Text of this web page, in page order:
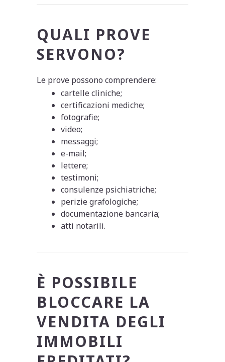
QUALI PROVE
SERVONO?
Le prove possono comprendere:
cartelle cliniche;
certificazioni mediche;
fotografie;
video;
messaggi;
e-mail;
lettere;
testimoni;
consulenze psichiatriche;
perizie grafologiche;
documentazione bancaria;
atti notarili.
È POSSIBILE
BLOCCARE LA
VENDITA DEGLI
IMMOBILI